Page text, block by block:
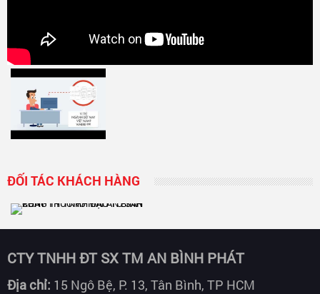
ĐỐI TÁC KHÁCH HÀNG
CTY TNHH ĐT SX TM AN BÌNH PHÁT
Địa chỉ: 15 Ngô Bệ, P. 13, Tân Bình, TP HCM